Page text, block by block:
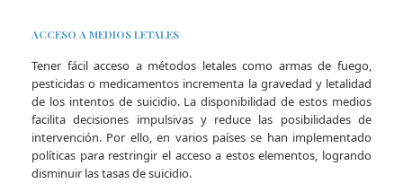
ACCESO A MEDIOS LETALES
Tener fácil acceso a métodos letales como armas de fuego,
pesticidas o medicamentos incrementa la gravedad y letalidad
de los intentos de suicidio. La disponibilidad de estos medios
facilita decisiones impulsivas y reduce las posibilidades de
intervención. Por ello, en varios países se han implementado
políticas para restringir el acceso a estos elementos, logrando
disminuir las tasas de suicidio.